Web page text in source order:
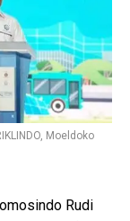
Moeldoko
Rudi